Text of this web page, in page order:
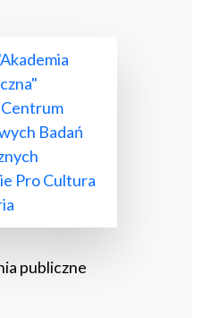
Badań
Pro Cultura
publiczne